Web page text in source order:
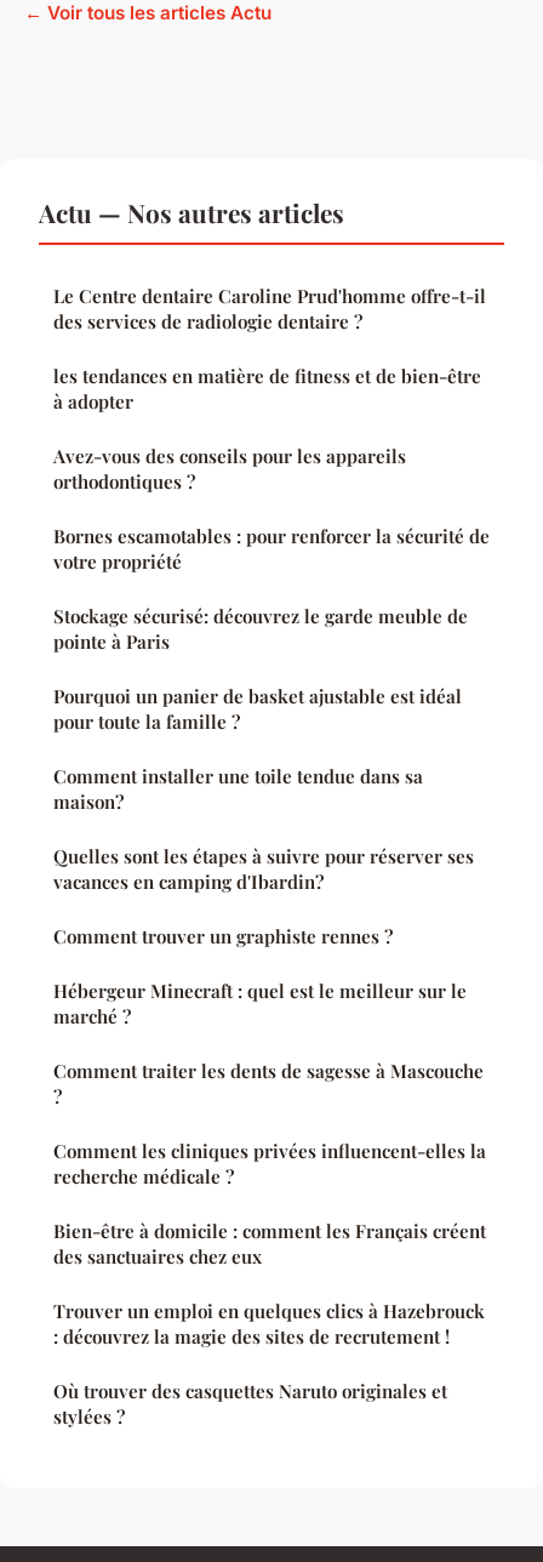
← Voir tous les articles Actu
Actu — Nos autres articles
Le Centre dentaire Caroline Prud'homme offre-t-il
des services de radiologie dentaire ?
les tendances en matière de fitness et de bien-être
à adopter
Avez-vous des conseils pour les appareils
orthodontiques ?
Bornes escamotables : pour renforcer la sécurité de
votre propriété
Stockage sécurisé: découvrez le garde meuble de
pointe à Paris
Pourquoi un panier de basket ajustable est idéal
pour toute la famille ?
Comment installer une toile tendue dans sa
maison?
Quelles sont les étapes à suivre pour réserver ses
vacances en camping d'Ibardin?
Comment trouver un graphiste rennes ?
Hébergeur Minecraft : quel est le meilleur sur le
marché ?
Comment traiter les dents de sagesse à Mascouche
?
Comment les cliniques privées influencent-elles la
recherche médicale ?
Bien-être à domicile : comment les Français créent
des sanctuaires chez eux
Trouver un emploi en quelques clics à Hazebrouck
: découvrez la magie des sites de recrutement !
Où trouver des casquettes Naruto originales et
stylées ?